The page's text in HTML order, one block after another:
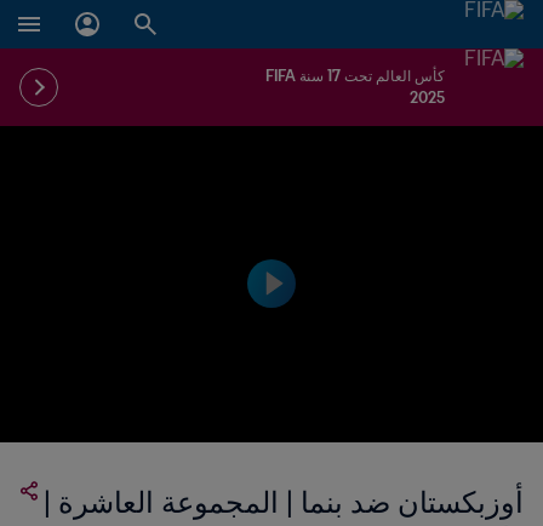
كأس العالم تحت 17 سنة FIFA
2025
أوزبكستان ضد بنما | المجموعة العاشرة |